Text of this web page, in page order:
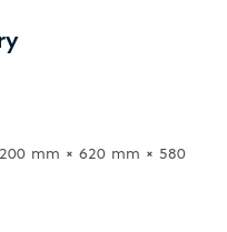
mm × 620 mm × 580